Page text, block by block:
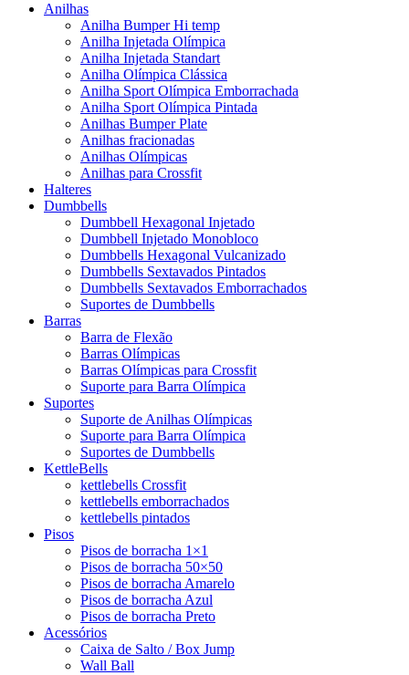
Anilhas
Anilha Bumper Hi temp
Anilha Injetada Olímpica
Anilha Injetada Standart
Anilha Olímpica Clássica
Anilha Sport Olímpica Emborrachada
Anilha Sport Olímpica Pintada
Anilhas Bumper Plate
Anilhas fracionadas
Anilhas Olímpicas
Anilhas para Crossfit
Halteres
Dumbbells
Dumbbell Hexagonal Injetado
Dumbbell Injetado Monobloco
Dumbbells Hexagonal Vulcanizado
Dumbbells Sextavados Pintados
Dumbbells Sextavados Emborrachados
Suportes de Dumbbells
Barras
Barra de Flexão
Barras Olímpicas
Barras Olímpicas para Crossfit
Suporte para Barra Olímpica
Suportes
Suporte de Anilhas Olímpicas
Suporte para Barra Olímpica
Suportes de Dumbbells
KettleBells
kettlebells Crossfit
kettlebells emborrachados
kettlebells pintados
Pisos
Pisos de borracha 1×1
Pisos de borracha 50×50
Pisos de borracha Amarelo
Pisos de borracha Azul
Pisos de borracha Preto
Acessórios
Caixa de Salto / Box Jump
Wall Ball